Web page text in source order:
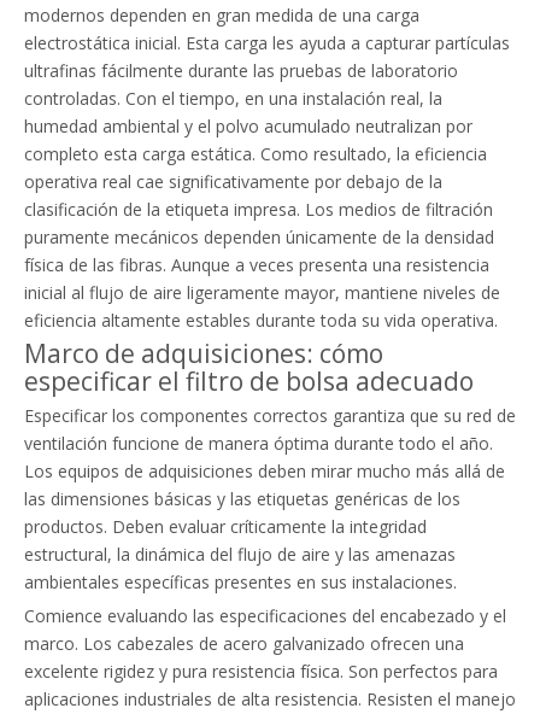
modernos dependen en gran medida de una carga
electrostática inicial. Esta carga les ayuda a capturar partículas
ultrafinas fácilmente durante las pruebas de laboratorio
controladas. Con el tiempo, en una instalación real, la
humedad ambiental y el polvo acumulado neutralizan por
completo esta carga estática. Como resultado, la eficiencia
operativa real cae significativamente por debajo de la
clasificación de la etiqueta impresa. Los medios de filtración
puramente mecánicos dependen únicamente de la densidad
física de las fibras. Aunque a veces presenta una resistencia
inicial al flujo de aire ligeramente mayor, mantiene niveles de
eficiencia altamente estables durante toda su vida operativa.
Marco de adquisiciones: cómo
especificar el filtro de bolsa adecuado
Especificar los componentes correctos garantiza que su red de
ventilación funcione de manera óptima durante todo el año.
Los equipos de adquisiciones deben mirar mucho más allá de
las dimensiones básicas y las etiquetas genéricas de los
productos. Deben evaluar críticamente la integridad
estructural, la dinámica del flujo de aire y las amenazas
ambientales específicas presentes en sus instalaciones.
Comience evaluando las especificaciones del encabezado y el
marco. Los cabezales de acero galvanizado ofrecen una
excelente rigidez y pura resistencia física. Son perfectos para
aplicaciones industriales de alta resistencia. Resisten el manejo